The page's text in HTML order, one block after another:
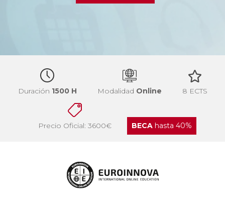
Duración 1500 H Modalidad Online 8 ECTS
Precio Oficial: 3600€ BECAhasta 40%